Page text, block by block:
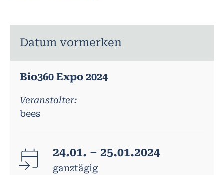
Datum vormerken
Bio360 Expo 2024
Veranstalter:
bees
24.01. – 25.01.2024
ganztägig